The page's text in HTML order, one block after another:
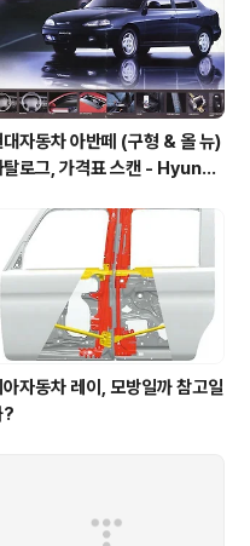
대자동차 아반떼 (구형 & 올 뉴)
탈로그, 가격표 스캔 - Hyunda
아자동차 레이, 모방일까 참고일
?